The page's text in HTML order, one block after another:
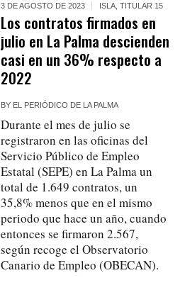
3 DE AGOSTO DE 2023 ISLA ,TITULAR 15
Los contratos firmados en
julio en La Palma descienden
casi en un 36% respecto a
2022
BY EL PERIÓDICO DE LA PALMA
Durante el mes de julio se
registraron en las oficinas del
Servicio Público de Empleo
Estatal (SEPE) en La Palma un
total de 1.649 contratos, un
35,8% menos que en el mismo
periodo que hace un año, cuando
entonces se firmaron 2.567,
según recoge el Observatorio
Canario de Empleo (OBECAN).